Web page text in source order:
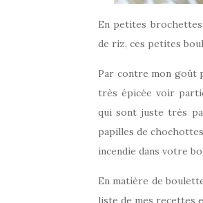
En petites
de riz, ces petites
Par contre mon goût
très épicée voir
qui sont juste très
papilles de
incendie dans votre
En matière de
liste de mes recettes